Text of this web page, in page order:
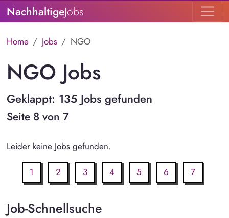
NachhaltigeJobs
Home Jobs NGO
NGO Jobs
Geklappt: 135 Jobs gefunden
Seite 8 von 7
Leider keine Jobs gefunden.
1 2 3 4 5 6 7
Job-Schnellsuche